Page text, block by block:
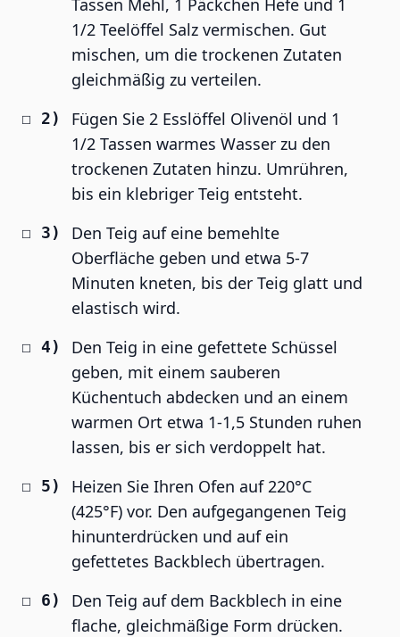
Tassen Mehl, 1 Päckchen Hefe und 1
1/2 Teelöffel Salz vermischen. Gut
mischen, um die trockenen Zutaten
gleichmäßig zu verteilen.
Fügen Sie 2 Esslöffel Olivenöl und 1
1/2 Tassen warmes Wasser zu den
trockenen Zutaten hinzu. Umrühren,
bis ein klebriger Teig entsteht.
Den Teig auf eine bemehlte
Oberfläche geben und etwa 5-7
Minuten kneten, bis der Teig glatt und
elastisch wird.
Den Teig in eine gefettete Schüssel
geben, mit einem sauberen
Küchentuch abdecken und an einem
warmen Ort etwa 1-1,5 Stunden ruhen
lassen, bis er sich verdoppelt hat.
Heizen Sie Ihren Ofen auf 220°C
(425°F) vor. Den aufgegangenen Teig
hinunterdrücken und auf ein
gefettetes Backblech übertragen.
Den Teig auf dem Backblech in eine
flache, gleichmäßige Form drücken.